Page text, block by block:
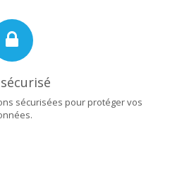
sécurisées pour protéger vos